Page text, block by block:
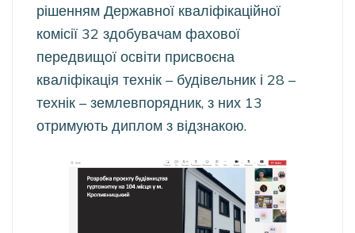
рішенням Державної кваліфікаційної
комісії 32 здобувачам фахової
передвищої освіти присвоєна
кваліфікація технік – будівельник і 28 –
технік – землевпорядник, з них 13
отримують диплом з відзнакою.